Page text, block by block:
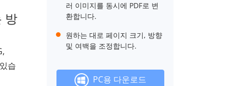
방
습
러 이미지를 동시에 PDF로 변
환합니다.
원하는 대로 페이지 크기, 방향
및 여백을 조정합니다.
PC용 다운로드